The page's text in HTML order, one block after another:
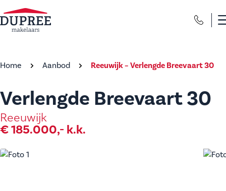
Home Aanbod Reeuwijk – Verlengde Breevaart 30
Verlengde Breevaart 30
Reeuwijk
€ 185.000,- k.k.